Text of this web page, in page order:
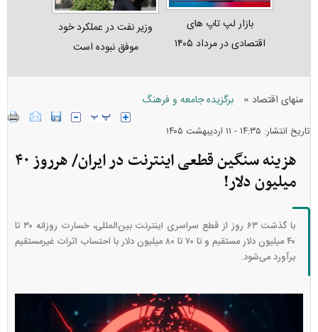
بازار لپ‌ تاپ‌ های
اقتصادی در مرداد ۱۴۰۵
وزیر نفت در عملکرد خود
موفق نبوده است
منهای اقتصاد » برگزیده جامعه و فرهنگ
تاریخ انتشار: ۱۴:۳۵ - ۱۱ ارديبهشت ۱۴۰۵
هزینه سنگین قطعی اینترنت در ایران/ هرروز ۴۰
میلیون دلار!
با گذشت ۶۳ روز از قطع سراسری اینترنت بین‌المللی، خسارت روزانه ۳۰ تا
۴۰ میلیون دلار مستقیم و تا ۷۰ تا ۸۰ میلیون دلار با احتساب اثرات غیرمستقیم
برآورد می‌شود.